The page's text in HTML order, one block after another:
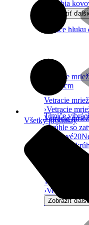
Tlmiče
Tlmiče
Vetracie
Vetracie
10x10cm
Vetracie
potrubia
Zobraziť
Vetracie
›Vetracie
Vetracie
okrúhle so
hliníkové20
mriežky
Hranaté
Vetracie
Vetracie
10x10cm
›Vetracie
Zobraziť
Všetky produkty